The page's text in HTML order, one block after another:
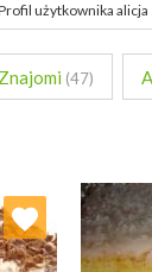
użytkownika alicja
Znajomi (47)
listę: